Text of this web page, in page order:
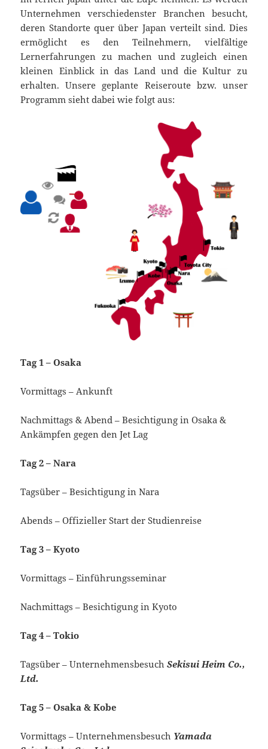
Unternehmen verschiedenster Branchen besucht,
deren Standorte quer über Japan verteilt sind. Dies
ermöglicht es den Teilnehmern, vielfältige
Lernerfahrungen zu machen und zugleich einen
kleinen Einblick in das Land und die Kultur zu
erhalten. Unsere geplante Reiseroute bzw. unser
Programm sieht dabei wie folgt aus:
Tag 1 – Osaka
Vormittags – Ankunft
Nachmittags & Abend – Besichtigung in Osaka &
Ankämpfen gegen den Jet Lag
Tag 2 – Nara
Tagsüber – Besichtigung in Nara
Abends – Offizieller Start der Studienreise
Tag 3 – Kyoto
Vormittags – Einführungsseminar
Nachmittags – Besichtigung in Kyoto
Tag 4 – Tokio
Tagsüber – UnternehmensbesuchSekisui Heim Co.,
Ltd.
Tag 5 – Osaka & Kobe
Vormittags – Unternehmensbesuch Yamada